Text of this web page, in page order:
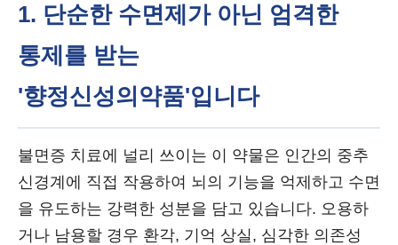
1. 단순한 수면제가 아닌 엄격한
통제를 받는
'향정신성의약품'입니다
불면증 치료에 널리 쓰이는 이 약물은 인간의 중추
신경계에 직접 작용하여 뇌의 기능을 억제하고 수면
을 유도하는 강력한 성분을 담고 있습니다. 오용하
거나 남용할 경우 환각, 기억 상실, 심각한 의존성